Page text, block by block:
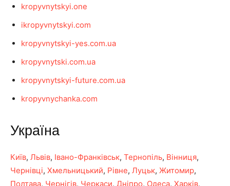
kropyvnytskyi.one
ikropyvnytskyi.com
kropyvnytskyi-yes.com.ua
kropyvnytski.com.ua
kropyvnytskyi-future.com.ua
kropyvnychanka.com
Україна
Київ, Львів, Івано-Франківськ, Тернопіль, Вінниця,
Чернівці, Хмельницький, Рівне, Луцьк, Житомир,
Полтава, Чернігів, Черкаси, Дніпро, Одеса, Харків,